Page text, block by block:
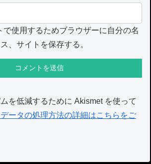
で使用するためブラウザーに自分の名
、サイトを保存する。
を低減するために Akismet を使って
ータの処理方法の詳細はこちらをご